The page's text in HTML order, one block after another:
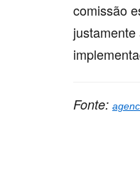
comissão
Fonte: